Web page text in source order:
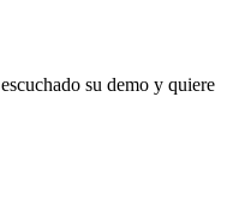
su demo y quiere